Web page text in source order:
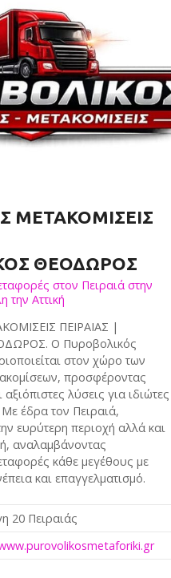
ΜΕΤΑΚΟΜΙΣΕΙΣ
ΘΕΟΔΩΡΟΣ
στον Πειραιά στην
την Αττική
ΠΕΙΡΑΙΑΣ |
Ο Πυροβολικός
στον χώρο των
προσφέροντας
λύσεις για ιδιώτες
Με έδρα τον Πειραιά,
ευρύτερη περιοχή αλλά και
αναλαμβάνοντας
κάθε μεγέθους με
και επαγγελματισμό.
20 Πειραιάς